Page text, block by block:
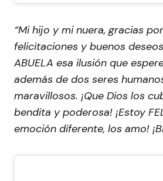
“Mi hijo y mi nuera, gracias
felicitaciones y buenos
ABUELA esa ilusión que
además de dos seres
maravillosos. ¡Que Dios los
bendita y poderosa! ¡Estoy
emoción diferente, los amo!